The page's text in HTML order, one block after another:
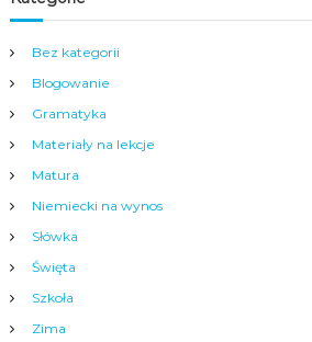
Bez kategorii
Blogowanie
Gramatyka
Materiały na lekcje
Matura
Niemiecki na wynos
Słówka
Święta
Szkoła
Zima